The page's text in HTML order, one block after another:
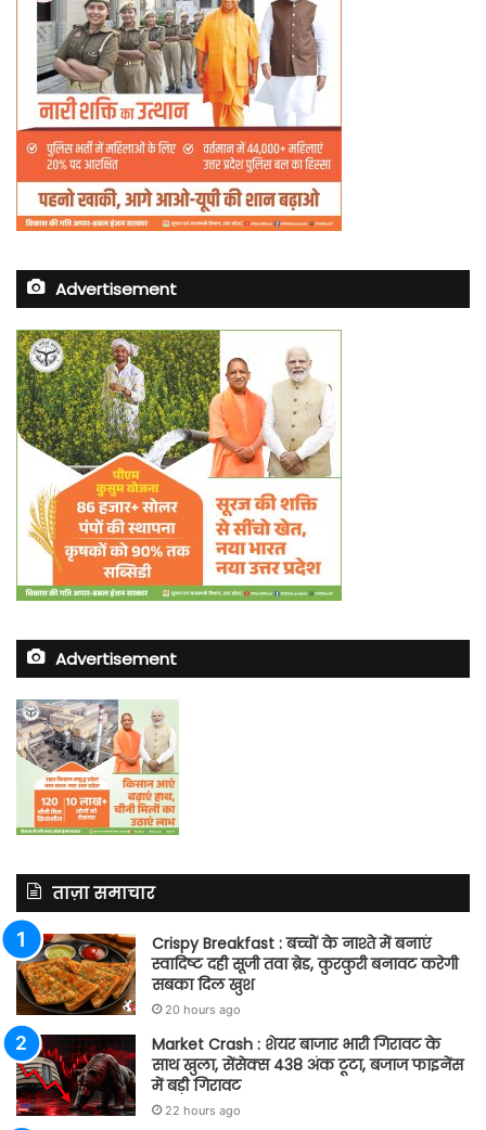
Advertisement
Advertisement
ताज़ा समाचार
Crispy Breakfast : बच्चों के नाश्ते में बनाएं
स्वादिष्ट दही सूजी तवा ब्रेड, कुरकुरी बनावट करेगी
सबका दिल खुश
20 hours ago
Market Crash : शेयर बाजार भारी गिरावट के
साथ खुला, सेंसेक्स 438 अंक टूटा, बजाज फाइनेंस
में बड़ी गिरावट
22 hours ago